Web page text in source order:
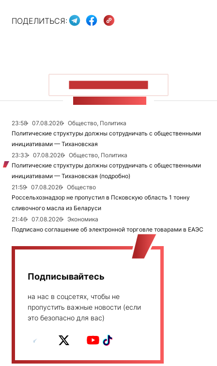
ПОДЕЛИТЬСЯ:
23:58 07.08.2026
Общество, Политика
Политические структуры должны сотрудничать с общественными
инициативами — Тихановская
23:33
07.08.2026
Общество, Политика
Политические структуры должны сотрудничать с общественными
инициативами — Тихановская (подробно)
21:59
07.08.2026
Общество
Россельхознадзор не пропустил в Псковскую область 1 тонну
сливочного масла из Беларуси
21:46
07.08.2026
Экономика
Подписано соглашение об электронной торговле товарами в ЕАЭС
Подписывайтесь
на нас в соцсетях, чтобы не
пропустить важные новости (если
это безопасно для вас)